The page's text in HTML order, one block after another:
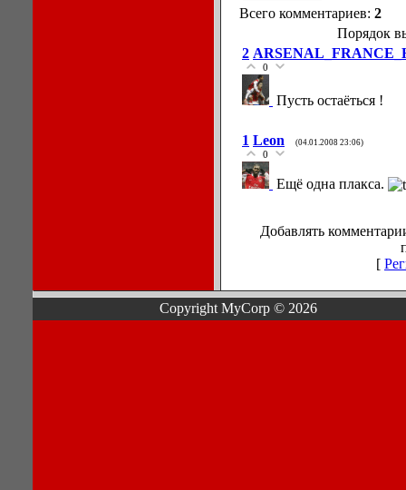
Всего комментариев: 2
Порядок
2
0
Пусть остаёться !
1 Leon (04.01.2008 23:06)
0
Ещё одна плакса.
Добавлять
[
Copyright MyCorp © 2026